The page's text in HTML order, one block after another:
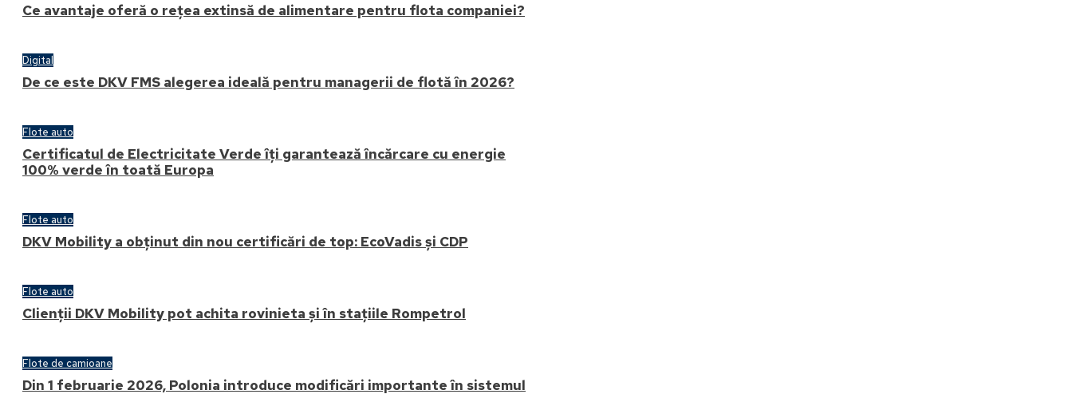
Ce avantaje oferă o rețea extinsă de alimentare pentru flota companiei?
Digital
De ce este DKV FMS alegerea ideală pentru managerii de flotă în 2026?
Flote auto
Certificatul de Electricitate Verde îți garantează încărcare cu energie
100% verde în toată Europa
Flote auto
DKV Mobility a obținut din nou certificări de top: EcoVadis și CDP
Flote auto
Clienții DKV Mobility pot achita rovinieta și în stațiile Rompetrol
Flote de camioane
Din 1 februarie 2026, Polonia introduce modificări importante în sistemul